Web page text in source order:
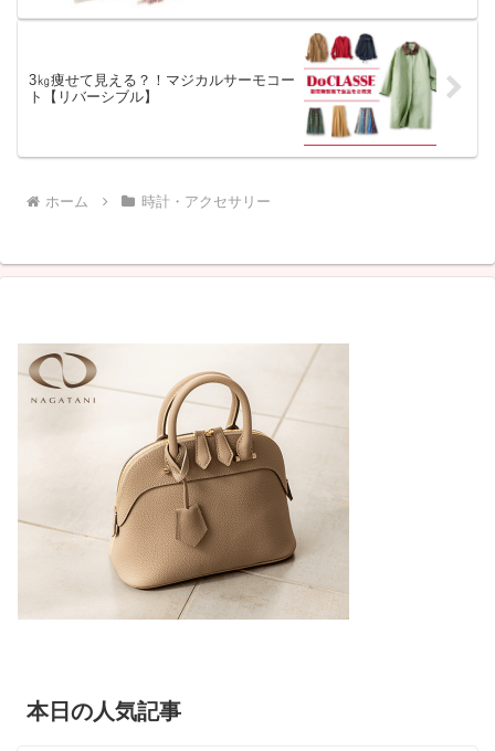
3㎏痩せて見える？！マジカルサーモコー
ト【リバーシブル】
ホーム 時計・アクセサリー
本日の人気記事